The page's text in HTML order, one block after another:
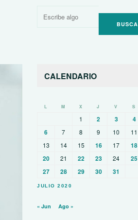
Buscar
CALENDARIO
JULIO 2020
L M X J V S
1 2 3 4
6 7 8 9 10 11
13
14 15 16 17 18
20 21 22 23 24 25
27
28 29 30 31
« Jun Ago »